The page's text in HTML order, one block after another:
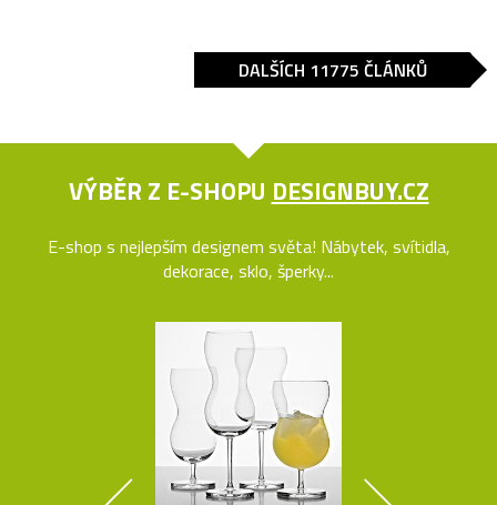
DALŠÍCH 11775 ČLÁNKŮ
VÝBĚR Z E-SHOPU DESIGNBUY.CZ
E-shop s nejlepším designem světa! Nábytek, svítidla,
dekorace, sklo, šperky...